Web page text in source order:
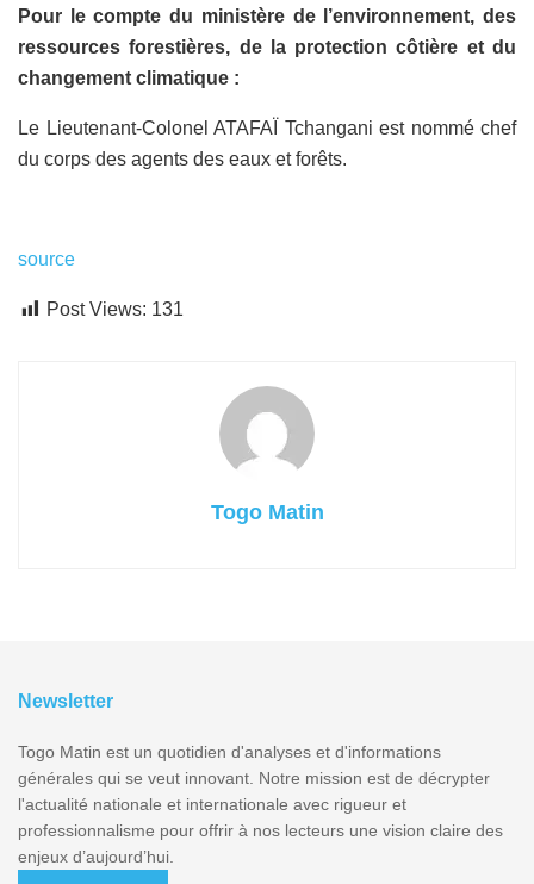
Pour le compte du ministère de l’environnement, des
ressources forestières, de la protection côtière et du
changement climatique :
Le Lieutenant-Colonel ATAFAÏ Tchangani est nommé chef
du corps des agents des eaux et forêts.
source
Post Views: 131
Togo Matin
Newsletter
Togo Matin est un quotidien d'analyses et d'informations
générales qui se veut innovant. Notre mission est de décrypter
l'actualité nationale et internationale avec rigueur et
professionnalisme pour offrir à nos lecteurs une vision claire des
enjeux d’aujourd’hui.